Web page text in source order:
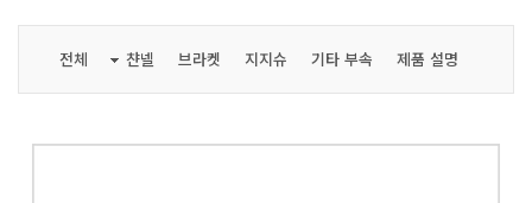
전체 챤넬 브라켓 지지슈 기타 부속 제품 설명